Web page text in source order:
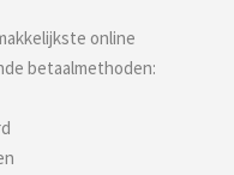
online
betaalmethoden: